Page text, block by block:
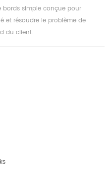
bords simple conçue pour
et résoudre le problème de
du client.
utilise un moteur de
faire tourner le verre, et les
le verre pour qu'il tourne